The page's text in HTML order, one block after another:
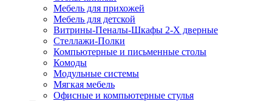
Мебель для прихожей
Мебель для детской
Витрины-Пеналы-Шкафы 2-Х дверные
Стеллажи-Полки
Компьютерные и письменные столы
Комоды
Модульные системы
Мягкая мебель
Офисные и компьютерные стулья